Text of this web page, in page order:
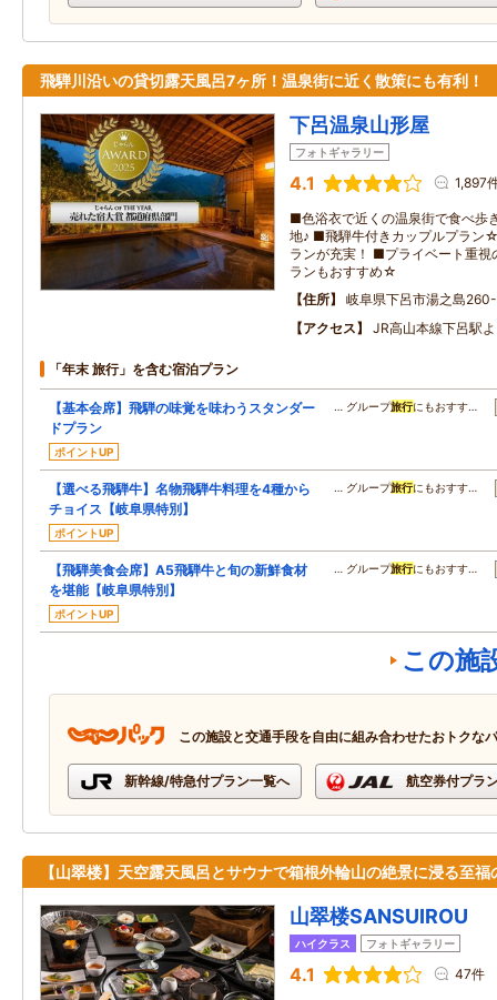
飛騨川沿いの貸切露天風呂7ヶ所！温泉街に近く散策にも有利！
下呂温泉山形屋
フォトギャラリー
4.1 1,897
■色浴衣で近くの温泉街で食べ歩
地♪ ■飛騨牛付きカップルプラン
ランが充実！ ■プライベート重視
ランもおすすめ☆
住所
岐阜県下呂市湯之島
アクセス
JR高山本線下呂駅
「年末 旅行」を含む宿泊プラン
【基本会席】飛騨の味覚を味わうスタンダー
ドプラン
ポイントUP
… グループ旅行にもおすす…
【選べる飛騨牛】名物飛騨牛料理を4種から
チョイス【岐阜県特別】
ポイントUP
… グループ旅行にもおすす…
【飛騨美食会席】A5飛騨牛と旬の新鮮食材
を堪能【岐阜県特別】
ポイントUP
… グループ旅行にもおすす…
この施
この施設と交通手段を自由に組み合わせたおトクな
新幹線/特急付プラン一覧へ 航空券付プラ
【山翠楼】天空露天風呂とサウナで箱根外輪山の絶景に浸る至福
山翠楼SANSUIROU
ハイクラス フォトギャラリー
4.1 47件